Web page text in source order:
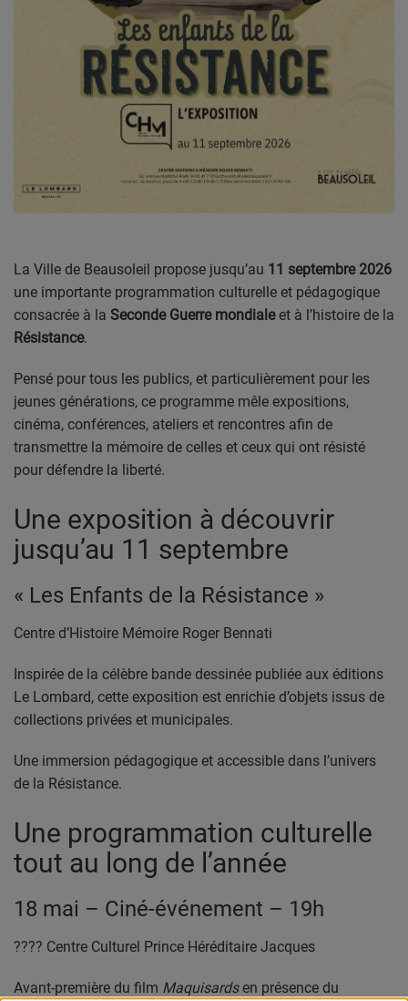
CIRCULATION EN TEMPS RÉEL
HIGH-TECH
PODCASTS
DIRECT STUDIO 1
DIRECT STUDIO 2
TCHAT
OFFRES D'EMPLOI
FRANCE TRAVAIL MENTON
LA MISSION LOCALE EST 06
PARTENAIRES
LEURS ACTUS
La Ville de Beausoleil propose jusqu’au 11 septembre 2026
une importante programmation culturelle et pédagogique
consacrée à la Seconde Guerre mondialeet à l’histoire de la
Résistance.
Pensé pour tous les publics, et particulièrement pour les
jeunes générations, ce programme mêle expositions,
cinéma, conférences, ateliers et rencontres afin de
transmettre la mémoire de celles et ceux qui ont résisté
pour défendre la liberté.
Une exposition à découvrir
jusqu’au 11 septembre
« Les Enfants de la Résistance »
Centre d’Histoire Mémoire Roger Bennati
Inspirée de la célèbre bande dessinée publiée aux éditions
Le Lombard, cette exposition est enrichie d’objets issus de
collections privées et municipales.
Une immersion pédagogique et accessible dans l’univers
de la Résistance.
Une programmation culturelle
tout au long de l’année
18 mai – Ciné-événement – 19h
???? Centre Culturel Prince Héréditaire Jacques
Avant-première du film Maquisardsen présence du